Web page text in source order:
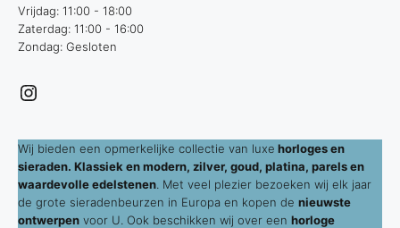
Vrijdag: 11:00 - 18:00
Zaterdag: 11:00 - 16:00
Zondag: Gesloten
Instagram
Wij bieden een opmerkelijke collectie van luxe horloges en
sieraden. Klassiek en modern, zilver, goud, platina, parels en
waardevolle edelstenen . Met veel plezier bezoeken wij elk jaar
de grote sieradenbeurzen in Europa en kopen de nieuwste
ontwerpen voor U. Ook beschikken wij over een horloge